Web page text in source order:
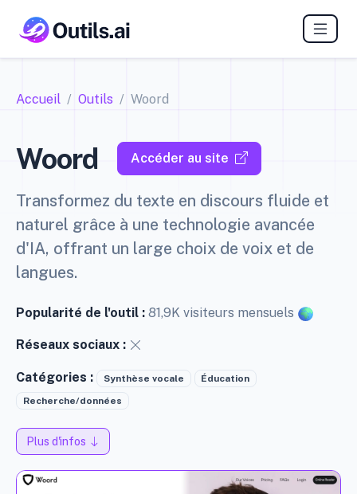
Accueil Outils Woord
Woord Accéder au site
Transformez du texte en discours fluide et
naturel grâce à une technologie avancée
d'IA, offrant un large choix de voix et de
langues.
Popularité de l'outil : 81,9K visiteurs mensuels
Réseaux sociaux :
Catégories : Synthèse vocale Éducation
Recherche/données
Plus d'infos